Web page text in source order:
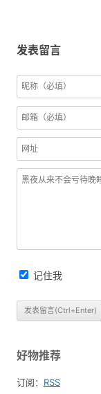
发表留言
记住我
好物推荐
订阅： RSS